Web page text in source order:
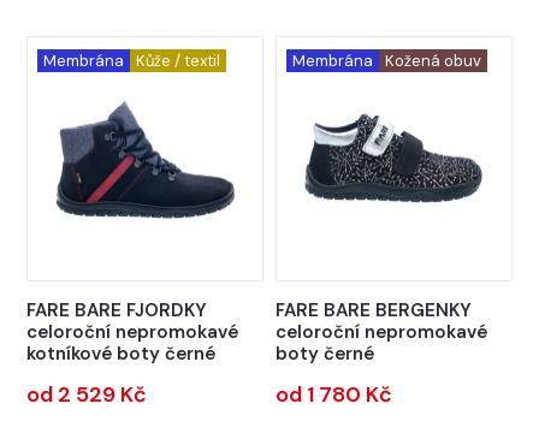
Membrána Kůže / textil
FARE BARE FJORDKY
celoroční nepromokavé
kotníkové boty černé
od 2 529 Kč
Membrána Kožená obuv
FARE BARE BERGENKY
celoroční nepromokavé
boty černé
od 1 780 Kč